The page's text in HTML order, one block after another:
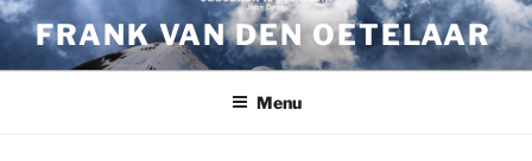
Ga
naar
de
FRANK VAN DEN OETELAAR
Menu